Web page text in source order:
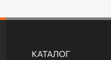
КАТАЛОГ